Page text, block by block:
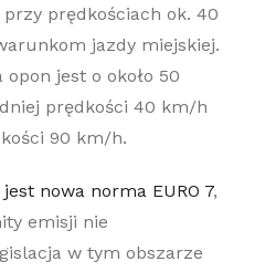
prędkościach ok. 40
jazdy miejskiej.
jest o około 50
prędkości 40 km/h
90 km/h.
nowa norma EURO 7,
emisji nie
w tym obszarze